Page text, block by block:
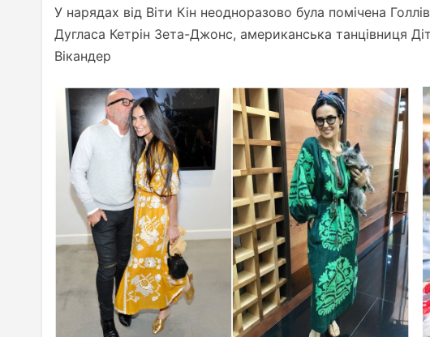
У нарядах від Віти Кін неодноразово була помічена
Дугласа Кетрін Зета-Джонс, американська танцівниця
Вікандер